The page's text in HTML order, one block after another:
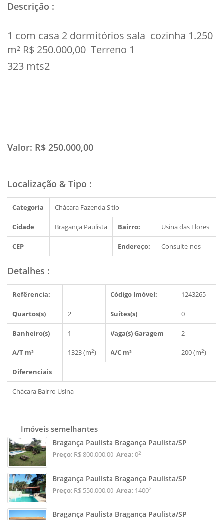
Descrição :
1 com casa 2 dormitórios sala cozinha 1.250
m² R$ 250.000,00 Terreno 1
323 mts2
Valor: R$ 250.000,00
Localização & Tipo :
Categoria Chácara Fazenda Sítio
Cidade Bragança Paulista Bairro: Usina das Flores
CEP Endereço: Consulte-nos
Detalhes :
Refêrencia: Código Imóvel: 1243265
Quartos(s) 2 Suítes(s) 0
Banheiro(s) 1 Vaga(s) Garagem 2
A/T m² 1323 (m2) A/C m² 200 (m2)
Diferenciais
Chácara Bairro Usina
Imóveis semelhantes
Bragança Paulista Bragança Paulista/SP
Preço: R$ 800.000,00 Area: 02
Bragança Paulista Bragança Paulista/SP
Preço: R$ 550.000,00 Area: 14002
Bragança Paulista Bragança Paulista/SP